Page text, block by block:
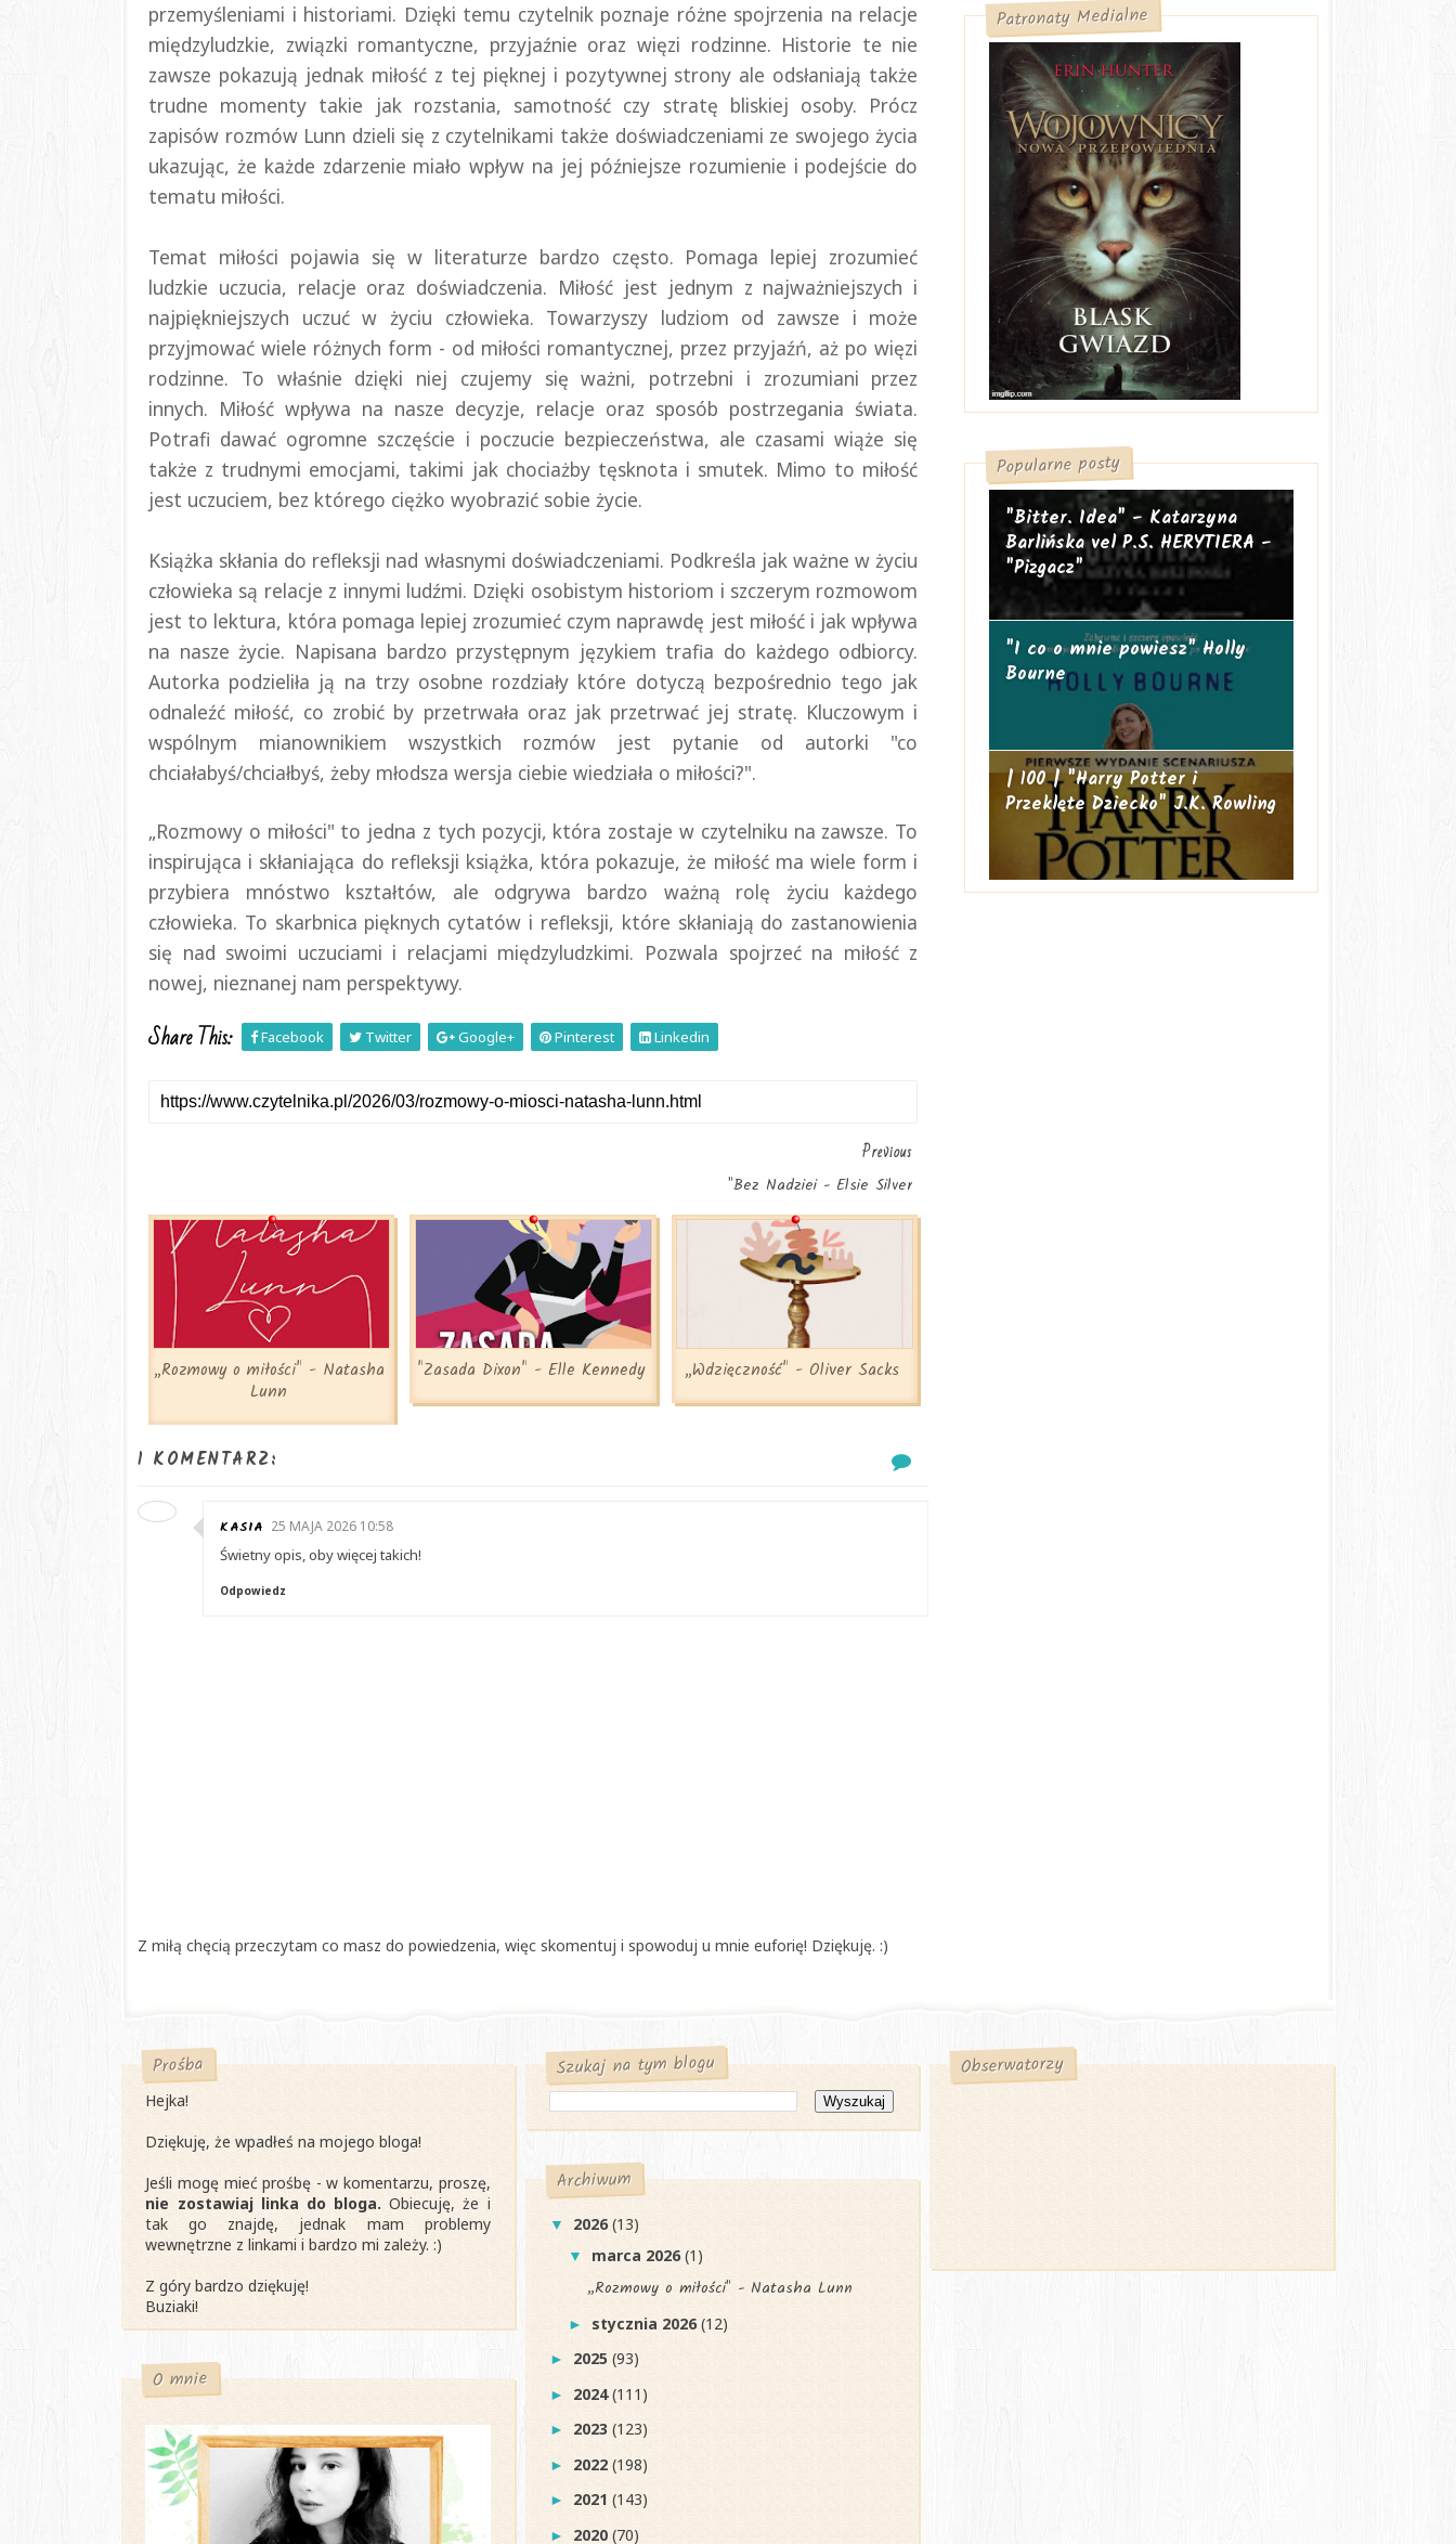
przemyśleniami i historiami. Dzięki temu czytelnik poznaje różne spojrzenia na relacje
międzyludzkie, związki romantyczne, przyjaźnie oraz więzi rodzinne. Historie te nie
zawsze pokazują jednak miłość z tej pięknej i pozytywnej strony ale odsłaniają także
trudne momenty takie jak rozstania, samotność czy stratę bliskiej osoby. Prócz
zapisów rozmów Lunn dzieli się z czytelnikami także doświadczeniami ze swojego życia
ukazując, że każde zdarzenie miało wpływ na jej późniejsze rozumienie i podejście do
tematu miłości.
Temat miłości pojawia się w literaturze bardzo często. Pomaga lepiej zrozumieć
ludzkie uczucia, relacje oraz doświadczenia. Miłość jest jednym z najważniejszych i
najpiękniejszych uczuć w życiu człowieka. Towarzyszy ludziom od zawsze i może
przyjmować wiele różnych form - od miłości romantycznej, przez przyjaźń, aż po więzi
rodzinne. To właśnie dzięki niej czujemy się ważni, potrzebni i zrozumiani przez
innych. Miłość wpływa na nasze decyzje, relacje oraz sposób postrzegania świata.
Potrafi dawać ogromne szczęście i poczucie bezpieczeństwa, ale czasami wiąże się
także z trudnymi emocjami, takimi jak chociażby tęsknota i smutek. Mimo to miłość
jest uczuciem, bez którego ciężko wyobrazić sobie życie.
Książka skłania do refleksji nad własnymi doświadczeniami. Podkreśla jak ważne w życiu
człowieka są relacje z innymi ludźmi. Dzięki osobistym historiom i szczerym rozmowom
jest to lektura, która pomaga lepiej zrozumieć czym naprawdę jest miłość i jak wpływa
na nasze życie. Napisana bardzo przystępnym językiem trafia do każdego odbiorcy.
Autorka podzieliła ją na trzy osobne rozdziały które dotyczą bezpośrednio tego jak
odnaleźć miłość, co zrobić by przetrwała oraz jak przetrwać jej stratę. Kluczowym i
wspólnym mianownikiem wszystkich rozmów jest pytanie od autorki "co
chciałabyś/chciałbyś, żeby młodsza wersja ciebie wiedziała o miłości?".
„Rozmowy o miłości" to jedna z tych pozycji, która zostaje w czytelniku na zawsze. To
inspirująca i skłaniająca do refleksji książka, która pokazuje, że miłość ma wiele form i
przybiera mnóstwo kształtów, ale odgrywa bardzo ważną rolę życiu każdego
człowieka. To skarbnica pięknych cytatów i refleksji, które skłaniają do zastanowienia
się nad swoimi uczuciami i relacjami międzyludzkimi. Pozwala spojrzeć na miłość z
nowej, nieznanej nam perspektywy.
Share This: Facebook Twitter Google+ Pinterest Linkedin
Previous
"Bez Nadziei - Elsie Silver
„Rozmowy o miłości" - Natasha
Lunn
"Zasada Dixon" - Elle Kennedy „Wdzięczność" - Oliver Sacks
1 KOMENTARZ:
KASIA 25 MAJA 2026 10:58
Świetny opis, oby więcej takich!
Odpowiedz
Z miłą chęcią przeczytam co masz do powiedzenia, więc skomentuj i spowoduj u mnie euforię! Dziękuję. :)
Patronaty Medialne
Popularne posty
"Bitter. Idea" - Katarzyna
Barlińska vel P.S. HERYTIERA -
"Pizgacz"
"I co o mnie powiesz" Holly
Bourne
| 100 | "Harry Potter i
Przeklęte Dziecko" J.K. Rowling
Prośba
Hejka!
Dziękuję, że wpadłeś na mojego bloga!
Jeśli mogę mieć prośbę - w komentarzu, proszę,
nie zostawiaj linka do bloga. Obiecuję, że i
tak go znajdę, jednak mam problemy
wewnętrzne z linkami i bardzo mi zależy. :)
Z góry bardzo dziękuję!
Buziaki!
O mnie
Szukaj na tym blogu
Archiwum
▼ 2026(13)
▼ marca 2026(1)
„Rozmowy o miłości" - Natasha Lunn
► stycznia 2026(12)
► 2025(93)
► 2024(111)
► 2023(123)
► 2022(198)
► 2021(143)
► 2020(70)
Obserwatorzy